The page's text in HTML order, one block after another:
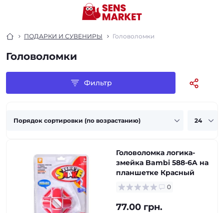
ПОДАРКИ И СУВЕНИРЫ Головоломки
Головоломки
Фильтр
Головоломка логика-
змейка Bambi 588-6A на
планшетке Красный
0
77.00 грн.